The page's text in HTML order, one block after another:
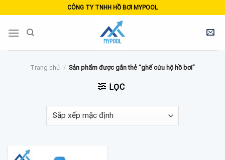
to
content
CÔNG TY TNHH HỒ BƠI MYPOOL
Trang chủ / Sản phẩm được gắn thẻ “ghế cứu hộ hồ bơi”
LỌC